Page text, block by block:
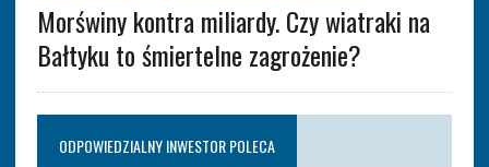
Morświny kontra miliardy. Czy wiatraki na
Bałtyku to śmiertelne zagrożenie?
ODPOWIEDZIALNY INWESTOR POLECA